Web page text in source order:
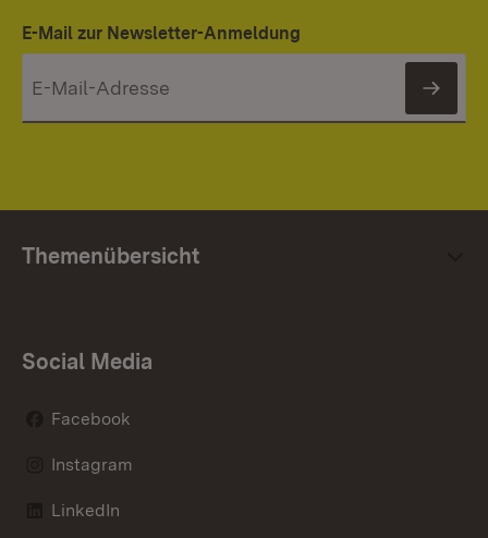
E-Mail zur Newsletter-Anmeldung
Themenübersicht
Social Media
Facebook
Instagram
LinkedIn